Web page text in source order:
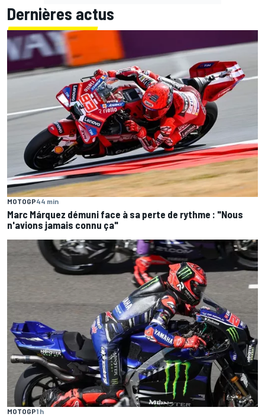
Dernières actus
MOTOGP44 min
Marc Márquez démuni face à sa perte de rythme : "Nous
n'avions jamais connu ça"
MOTOGP1 h